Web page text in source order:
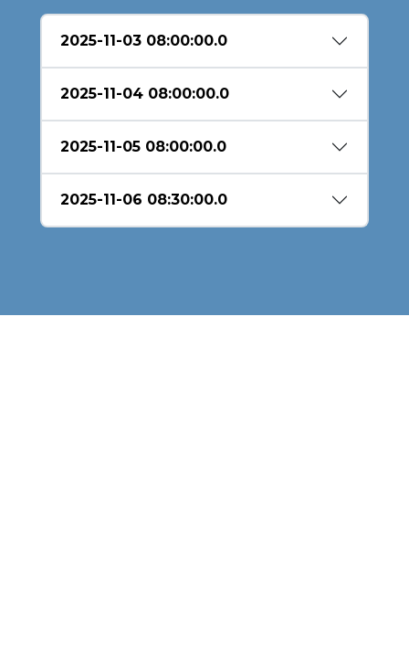
2025-11-03 08:00:00.0
2025-11-04 08:00:00.0
2025-11-05 08:00:00.0
2025-11-06 08:30:00.0